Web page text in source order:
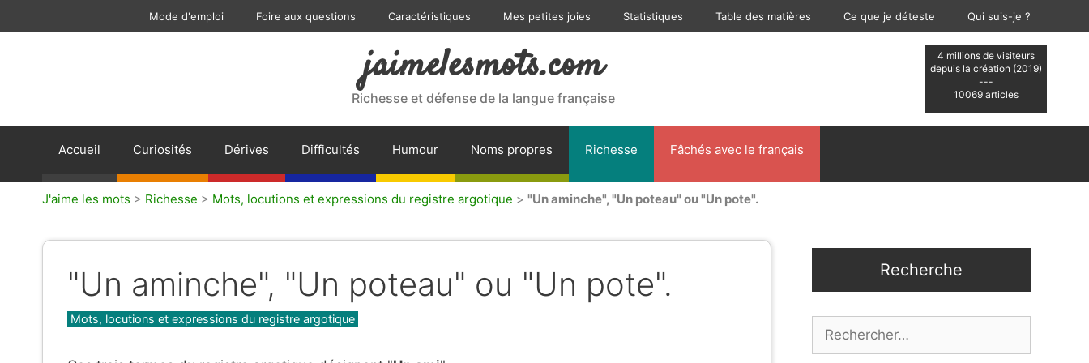
Mode d'emploi Foire aux questions Caractéristiques Mes petites joies Statistiques Table des matières Ce que je déteste Qui suis-je ?
4 millions de visiteurs
depuis la création (2019)
---
10069 articles
jaimelesmots.com
Richesse et défense de la langue française
Accueil Curiosités Dérives Difficultés Humour Noms propres Richesse Fâchés avec le français
J'aime les mots > Richesse > Mots, locutions et expressions du registre argotique > "Un aminche", "Un poteau" ou "Un pote".
"Un aminche", "Un poteau" ou "Un pote".
Catégories
Mots, locutions et expressions du registre argotique
Recherche